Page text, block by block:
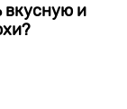
вкусную и